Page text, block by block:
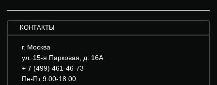
КОНТАКТЫ
г. Москва
ул. 15-я Парковая, д. 16А
+ 7 (499) 461-46-73
Пн-Пт 9.00-18.00